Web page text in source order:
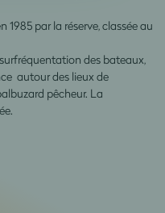
par la réserve, classée au
des bateaux,
autour des lieux de
pêcheur. La